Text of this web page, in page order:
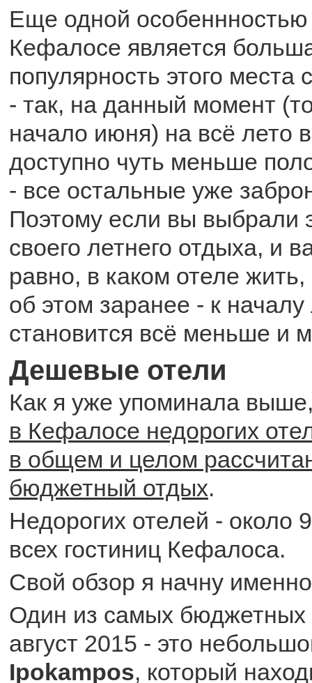
Еще одной
Кефалосе является
популярность этого места
- так, на данный момент
начало июня) на всё лето
доступно чуть меньше
- все остальные уже
Поэтому если вы выбрали
своего летнего отдыха, и
равно, в каком отеле жить,
об этом заранее - к
становится всё меньше и
Дешевые отели
Как я уже упоминала
в Кефалосе недорогих
в общем и целом
бюджетный отдых.
Недорогих отелей - около
всех гостиниц Кефалоса.
Свой обзор я начну
Один из самых бюджетных
август 2015 - это
Ipokampos, который